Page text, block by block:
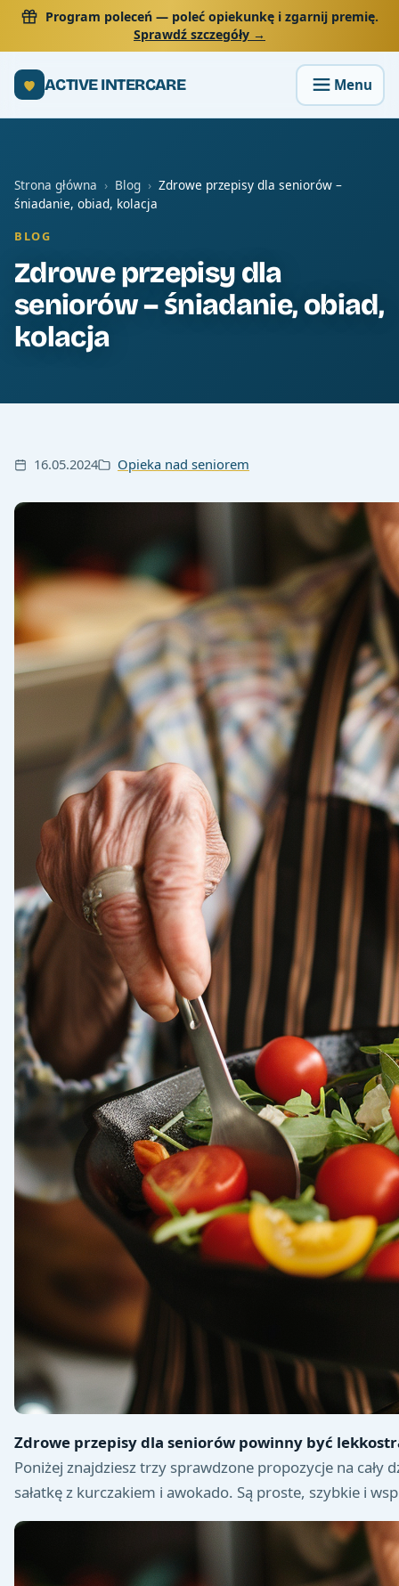
Program poleceń— poleć opiekunkę i zgarnij premię.
Sprawdź szczegóły →
ACTIVE INTERCARE
Strona główna › Blog › Zdrowe przepisy dla seniorów –
śniadanie, obiad, kolacja
BLOG
Zdrowe przepisy dla
seniorów – śniadanie, obiad,
kolacja
16.05.2024 Opieka nad seniorem
Zdrowe przepisy dla seniorów powinny być
Poniżej znajdziesz trzy sprawdzone propozycje na cały
sałatkę z kurczakiem i awokado. Są proste, szybkie i